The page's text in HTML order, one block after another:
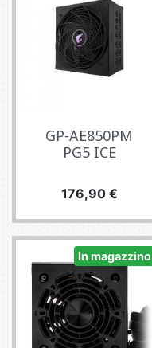
GP-AE850PM
PG5 ICE
Prezzo
176,90 €
In magazzino